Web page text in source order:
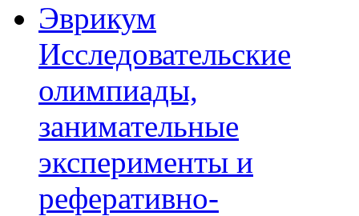
Эврикум
Исследовательские
олимпиады,
занимательные
эксперименты и
реферативно-